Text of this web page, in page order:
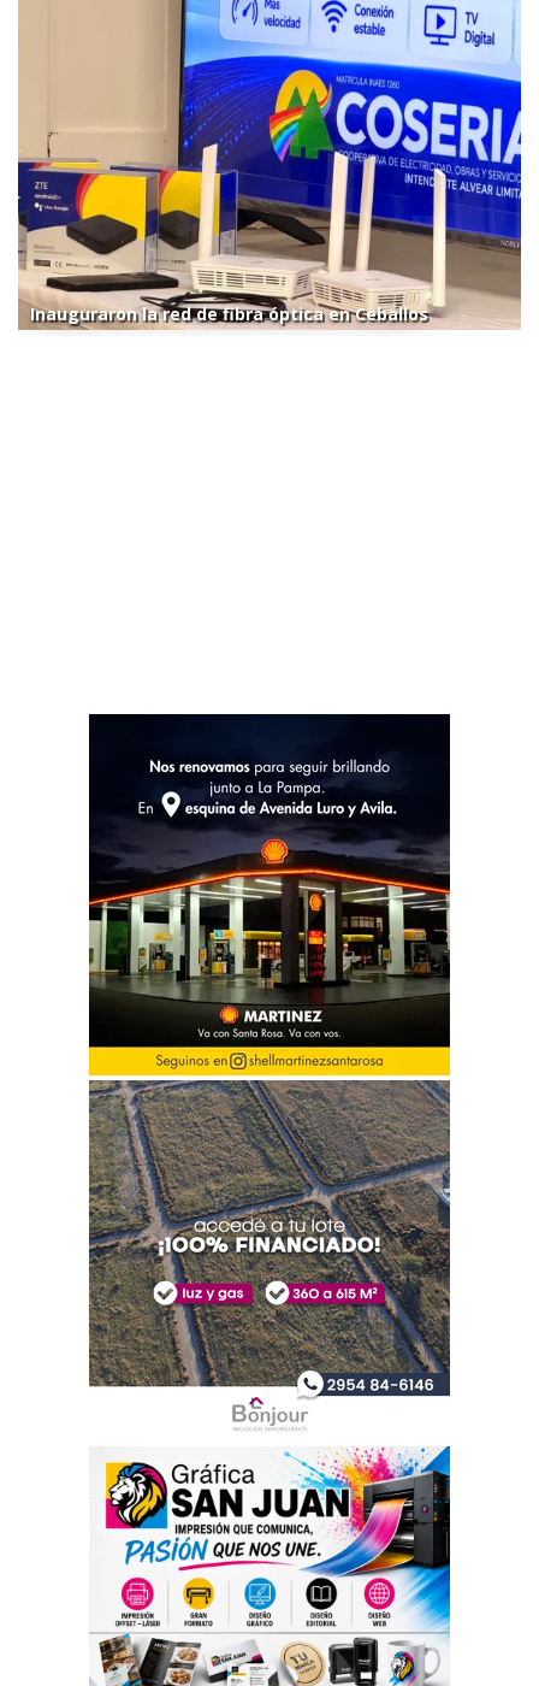
Inauguraron la red de fibra óptica en Ceballos